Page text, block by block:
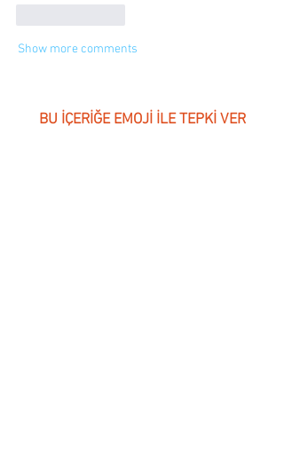
Show more comments
BU İÇERİĞE EMOJİ İLE TEPKİ VER